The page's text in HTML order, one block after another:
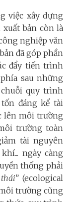
việc xây dựng
bản còn là
nghiệp văn
đã góp phần
đẩy tiến trình
sau những
chuỗi quy trình
đáng kể tài
lên môi trường
trường toàn
tài nguyên
ngày càng
thống phải
” (ecological
trường cũng